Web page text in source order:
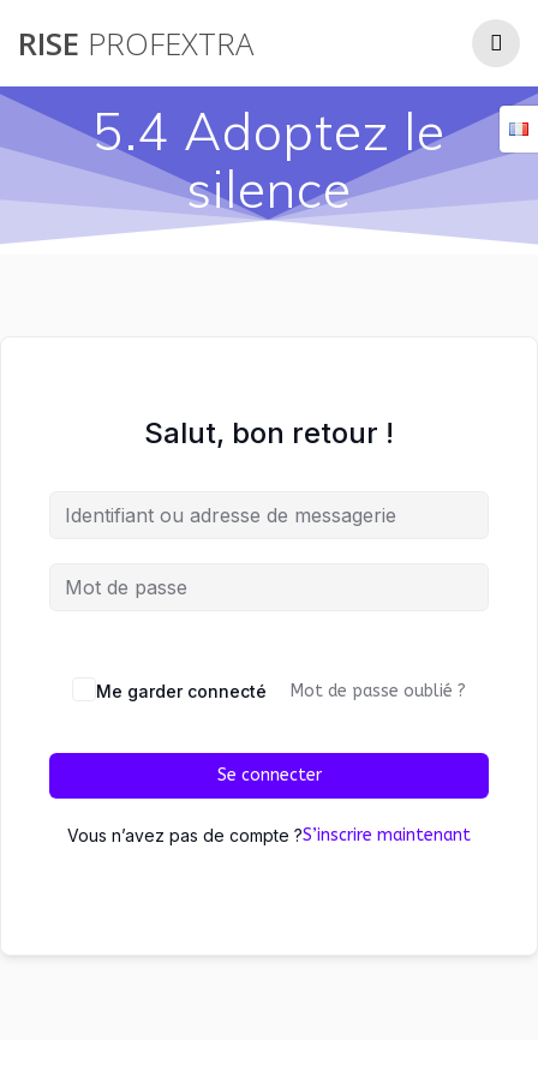
RISE PROFEXTRA
5.4 Adoptez le
silence
Salut, bon retour !
Me garder connecté Mot de passe oublié ?
Se connecter
Vous n’avez pas de compte ?S’inscrire maintenant